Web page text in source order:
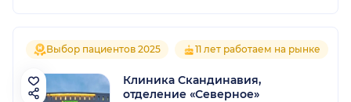
Выбор пациентов 2025 11 лет работаем на рынке
Клиника Скандинавия,
отделение «Северное»